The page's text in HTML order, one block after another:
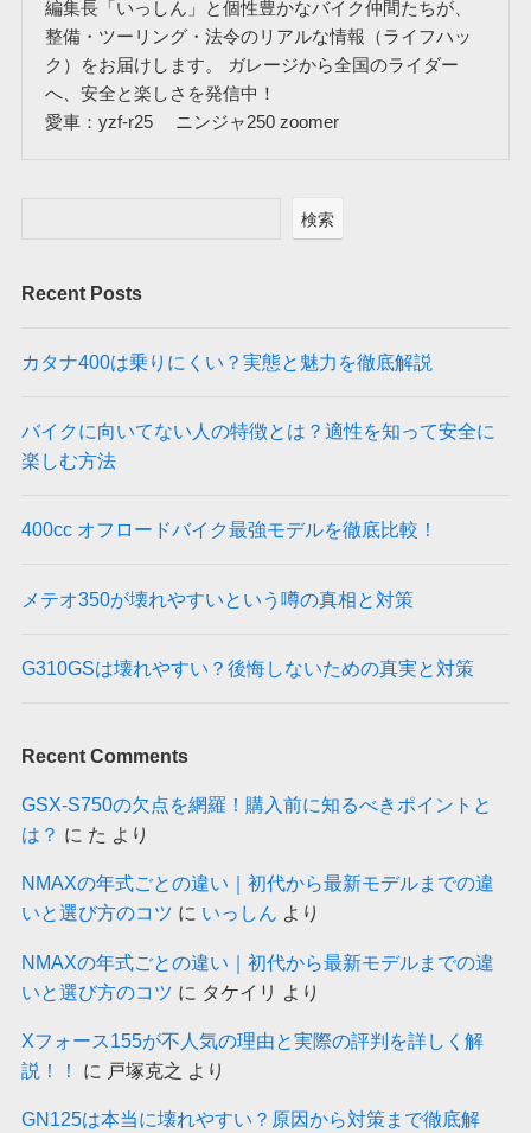
編集長「いっしん」と個性豊かなバイク仲間たちが、
整備・ツーリング・法令のリアルな情報（ライフハッ
ク）をお届けします。 ガレージから全国のライダー
へ、安全と楽しさを発信中！
愛車：yzf-r25 ニンジャ250 zoomer
検索
Recent Posts
カタナ400は乗りにくい？実態と魅力を徹底解説
バイクに向いてない人の特徴とは？適性を知って安全に
楽しむ方法
400cc オフロードバイク最強モデルを徹底比較！
メテオ350が壊れやすいという噂の真相と対策
G310GSは壊れやすい？後悔しないための真実と対策
Recent Comments
GSX-S750の欠点を網羅！購入前に知るべきポイントと
は？ に た より
NMAXの年式ごとの違い｜初代から最新モデルまでの違
いと選び方のコツ に いっしん より
NMAXの年式ごとの違い｜初代から最新モデルまでの違
いと選び方のコツ に タケイリ より
Xフォース155が不人気の理由と実際の評判を詳しく解
説！！
に 戸塚克之 より
GN125は本当に壊れやすい？原因から対策まで徹底解